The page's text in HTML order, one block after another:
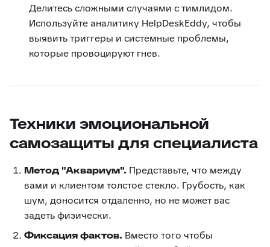
Делитесь сложными случаями с тимлидом.
Используйте аналитику HelpDeskEddy, чтобы
выявить триггеры и системные проблемы,
которые провоцируют гнев.
Техники эмоциональной
самозащиты для специалиста
Метод "Аквариум". Представьте, что между
вами и клиентом толстое стекло. Грубость, как
шум, доносится отдаленно, но не может вас
задеть физически.
Фиксация фактов. Вместо того чтобы